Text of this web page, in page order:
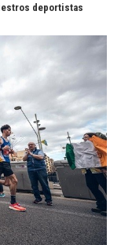
deportistas